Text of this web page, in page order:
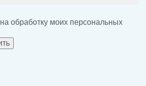
на обработку моих персональных